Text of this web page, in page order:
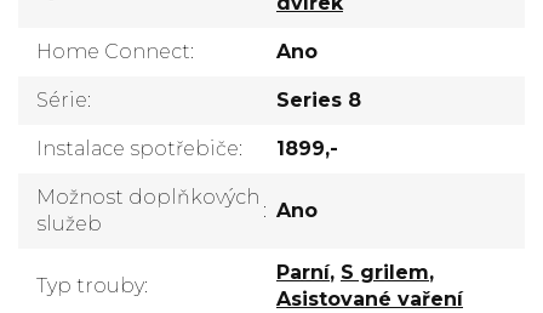
Home Connect: Ano
Série: Series 8
Instalace spotřebiče: 1899,-
Možnost doplňkových
služeb
: Ano
Typ trouby:
Parní, S grilem,
Asistované vaření